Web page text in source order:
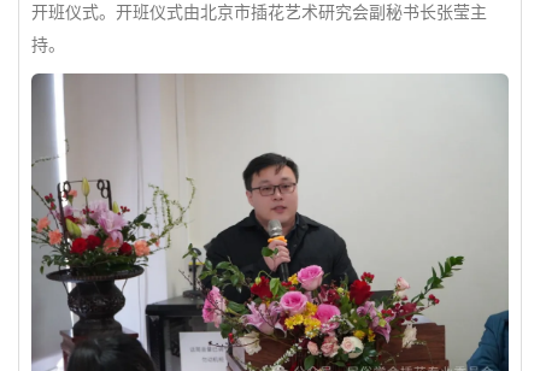
开班仪式。开班仪式由北京市插花艺术研究会副秘书长张莹主
持。